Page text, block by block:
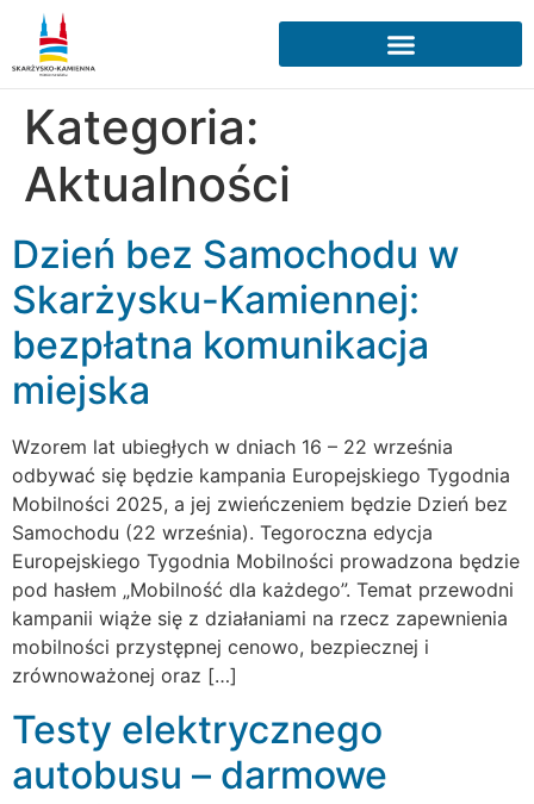
Kategoria:
Aktualności
Dzień bez Samochodu w
Skarżysku-Kamiennej:
bezpłatna komunikacja
miejska
Wzorem lat ubiegłych w dniach 16 – 22 września
odbywać się będzie kampania Europejskiego Tygodnia
Mobilności 2025, a jej zwieńczeniem będzie Dzień bez
Samochodu (22 września). Tegoroczna edycja
Europejskiego Tygodnia Mobilności prowadzona będzie
pod hasłem „Mobilność dla każdego”. Temat przewodni
kampanii wiąże się z działaniami na rzecz zapewnienia
mobilności przystępnej cenowo, bezpiecznej i
zrównoważonej oraz […]
Testy elektrycznego
autobusu – darmowe